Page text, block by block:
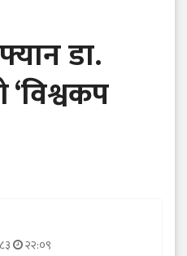
डा.
२२:०९